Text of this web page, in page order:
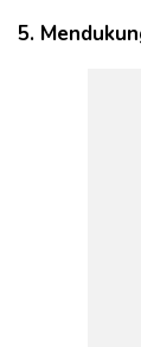
5.